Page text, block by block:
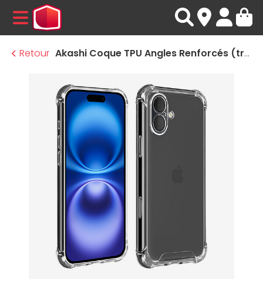
MENU
Retour
Akashi Coque TPU Angles Renforcés (transparent) - Apple iPhone 16